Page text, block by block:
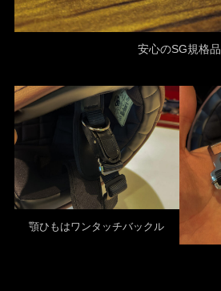
安心のSG規格品
顎ひもはワンタッチバックル